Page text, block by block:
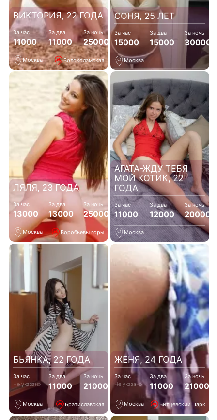
ВИКТОРИЯ, 22 ГОДА
За час
11000
За два
11000
За ночь
25000
Москва Волоколамская
СОНЯ, 25 ЛЕТ
За час
15000
За два
15000
За ночь
30000
Москва
ЛЯЛЯ, 23 ГОДА
За час
13000
За два
13000
За ночь
25000
Москва Воробьевы горы
АГАТА-ЖДУ ТЕБЯ
МОЙ КОТИК, 22
ГОДА
За час
11000
За два
12000
За ночь
20000
Москва
БЬЯНКА, 22 ГОДА
За час
Не указано
За два
11000
За ночь
21000
Москва Братиславская
ЖЕНЯ, 24 ГОДА
За час
Не указано
За два
11000
За ночь
21000
Москва Битцевский Парк